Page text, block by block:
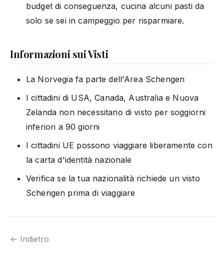
budget di conseguenza, cucina alcuni pasti da
solo se sei in campeggio per risparmiare.
Informazioni sui Visti
La Norvegia fa parte dell'Area Schengen
I cittadini di USA, Canada, Australia e Nuova
Zelanda non necessitano di visto per soggiorni
inferiori a 90 giorni
I cittadini UE possono viaggiare liberamente con
la carta d'identità nazionale
Verifica se la tua nazionalità richiede un visto
Schengen prima di viaggiare
← Indietro